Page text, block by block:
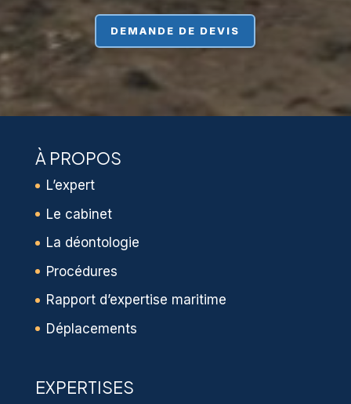
DEMANDE DE DEVIS
À PROPOS
L’expert
Le cabinet
La déontologie
Procédures
Rapport d’expertise maritime
Déplacements
EXPERTISES